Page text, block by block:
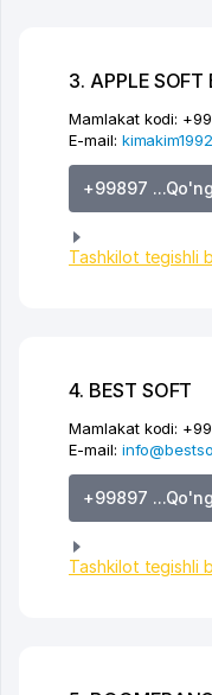
3. APPLE SOFT
Mamlakat kodi:
E-mail:
+99897
Tashkilot tegishli
4. BEST SOFT
Mamlakat kodi:
E-mail:
+99897
Tashkilot tegishli